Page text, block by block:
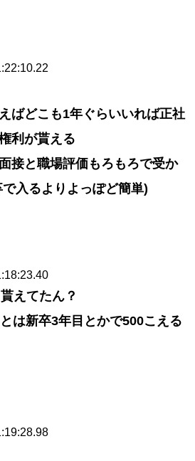
ばどこも1年ぐらいいれば正社
利が貰える
接と職場評価もろもろで受か
入るよりよっぽど簡単)
えてたん？
は新卒3年目とかで500こえる